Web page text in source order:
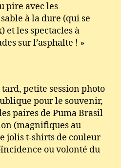
pire avec les
à la dure (qui se
et les spectacles à
sur l’asphalte ! »
petite session photo
pour le souvenir,
paires de Puma Brasil
(magnifiques au
jolis t-shirts de couleur
ou volonté du